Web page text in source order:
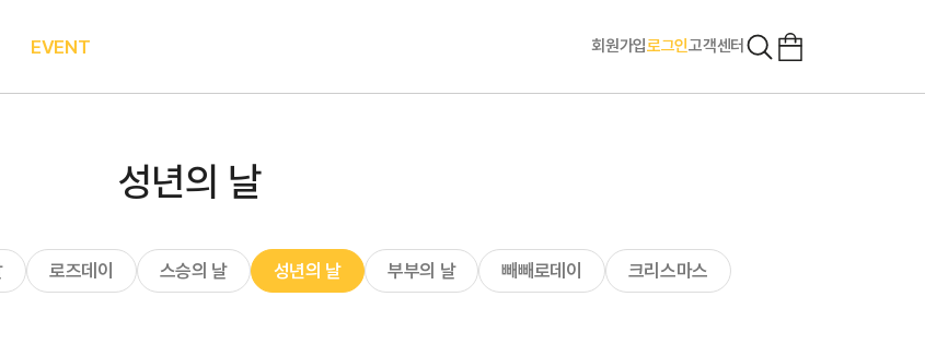
EVENT 회원가입로그인고객센터
성년의 날
로즈데이 스승의 날 성년의 날 부부의 날 빼빼로데이 크리스마스